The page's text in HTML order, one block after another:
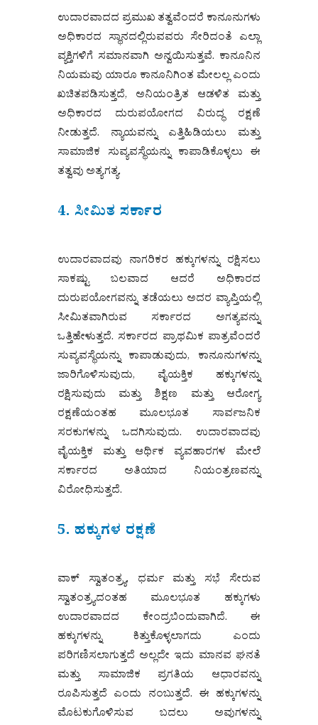
ಉದಾರವಾದದ ಪ್ರಮುಖ ತತ್ವವೆಂದರೆ ಕಾನೂನುಗಳು
ಅಧಿಕಾರದ ಸ್ಥಾನದಲ್ಲಿರುವವರು ಸೇರಿದಂತೆ ಎಲ್ಲಾ
ವ್ಯಕ್ತಿಗಳಿಗೆ ಸಮಾನವಾಗಿ ಅನ್ವಯಿಸುತ್ತವೆ. ಕಾನೂನಿನ
ನಿಯಮವು ಯಾರೂ ಕಾನೂನಿಗಿಂತ ಮೇಲಲ್ಲ ಎಂದು
ಖಚಿತಪಡಿಸುತ್ತದೆ, ಅನಿಯಂತ್ರಿತ ಆಡಳಿತ ಮತ್ತು
ಅಧಿಕಾರದ ದುರುಪಯೋಗದ ವಿರುದ್ಧ ರಕ್ಷಣೆ
ನೀಡುತ್ತದೆ. ನ್ಯಾಯವನ್ನು ಎತ್ತಿಹಿಡಿಯಲು ಮತ್ತು
ಸಾಮಾಜಿಕ ಸುವ್ಯವಸ್ಥೆಯನ್ನು ಕಾಪಾಡಿಕೊಳ್ಳಲು ಈ
ತತ್ವವು ಅತ್ಯಗತ್ಯ.
4. ಸೀಮಿತ ಸರ್ಕಾರ
ಉದಾರವಾದವು ನಾಗರಿಕರ ಹಕ್ಕುಗಳನ್ನು ರಕ್ಷಿಸಲು
ಸಾಕಷ್ಟು ಬಲವಾದ ಆದರೆ ಅಧಿಕಾರದ
ದುರುಪಯೋಗವನ್ನು ತಡೆಯಲು ಅದರ ವ್ಯಾಪ್ತಿಯಲ್ಲಿ
ಸೀಮಿತವಾಗಿರುವ ಸರ್ಕಾರದ ಅಗತ್ಯವನ್ನು
ಒತ್ತಿಹೇಳುತ್ತದೆ. ಸರ್ಕಾರದ ಪ್ರಾಥಮಿಕ ಪಾತ್ರವೆಂದರೆ
ಸುವ್ಯವಸ್ಥೆಯನ್ನು ಕಾಪಾಡುವುದು, ಕಾನೂನುಗಳನ್ನು
ಜಾರಿಗೊಳಿಸುವುದು, ವೈಯಕ್ತಿಕ ಹಕ್ಕುಗಳನ್ನು
ರಕ್ಷಿಸುವುದು ಮತ್ತು ಶಿಕ್ಷಣ ಮತ್ತು ಆರೋಗ್ಯ
ರಕ್ಷಣೆಯಂತಹ ಮೂಲಭೂತ ಸಾರ್ವಜನಿಕ
ಸರಕುಗಳನ್ನು ಒದಗಿಸುವುದು. ಉದಾರವಾದವು
ವೈಯಕ್ತಿಕ ಮತ್ತು ಆರ್ಥಿಕ ವ್ಯವಹಾರಗಳ ಮೇಲೆ
ಸರ್ಕಾರದ ಅತಿಯಾದ ನಿಯಂತ್ರಣವನ್ನು
ವಿರೋಧಿಸುತ್ತದೆ.
5. ಹಕ್ಕುಗಳ ರಕ್ಷಣೆ
ವಾಕ್ ಸ್ವಾತಂತ್ರ್ಯ, ಧರ್ಮ ಮತ್ತು ಸಭೆ ಸೇರುವ
ಸ್ವಾತಂತ್ರ್ಯದಂತಹ ಮೂಲಭೂತ ಹಕ್ಕುಗಳು
ಉದಾರವಾದದ ಕೇಂದ್ರಬಿಂದುವಾಗಿದೆ. ಈ
ಹಕ್ಕುಗಳನ್ನು ಕಿತ್ತುಕೊಳ್ಳಲಾಗದು ಎಂದು
ಪರಿಗಣಿಸಲಾಗುತ್ತದೆ ಅಲ್ಲದೇ ಇದು ಮಾನವ ಘನತೆ
ಮತ್ತು ಸಾಮಾಜಿಕ ಪ್ರಗತಿಯ ಆಧಾರವನ್ನು
ರೂಪಿಸುತ್ತದೆ ಎಂದು ನಂಬುತ್ತದೆ. ಈ ಹಕ್ಕುಗಳನ್ನು
ಮೊಟಕುಗೊಳಿಸುವ ಬದಲು ಅವುಗಳನ್ನು